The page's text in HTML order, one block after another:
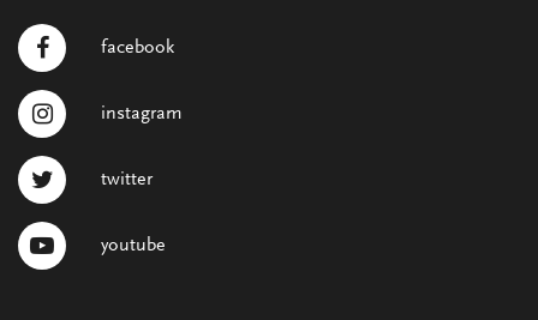
facebook
instagram
twitter
youtube